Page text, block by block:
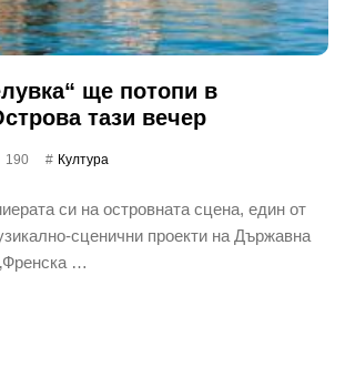
ще потопи в
тази вечер
190 Култура
си на островната сцена, един от
сценични проекти на Държавна
…